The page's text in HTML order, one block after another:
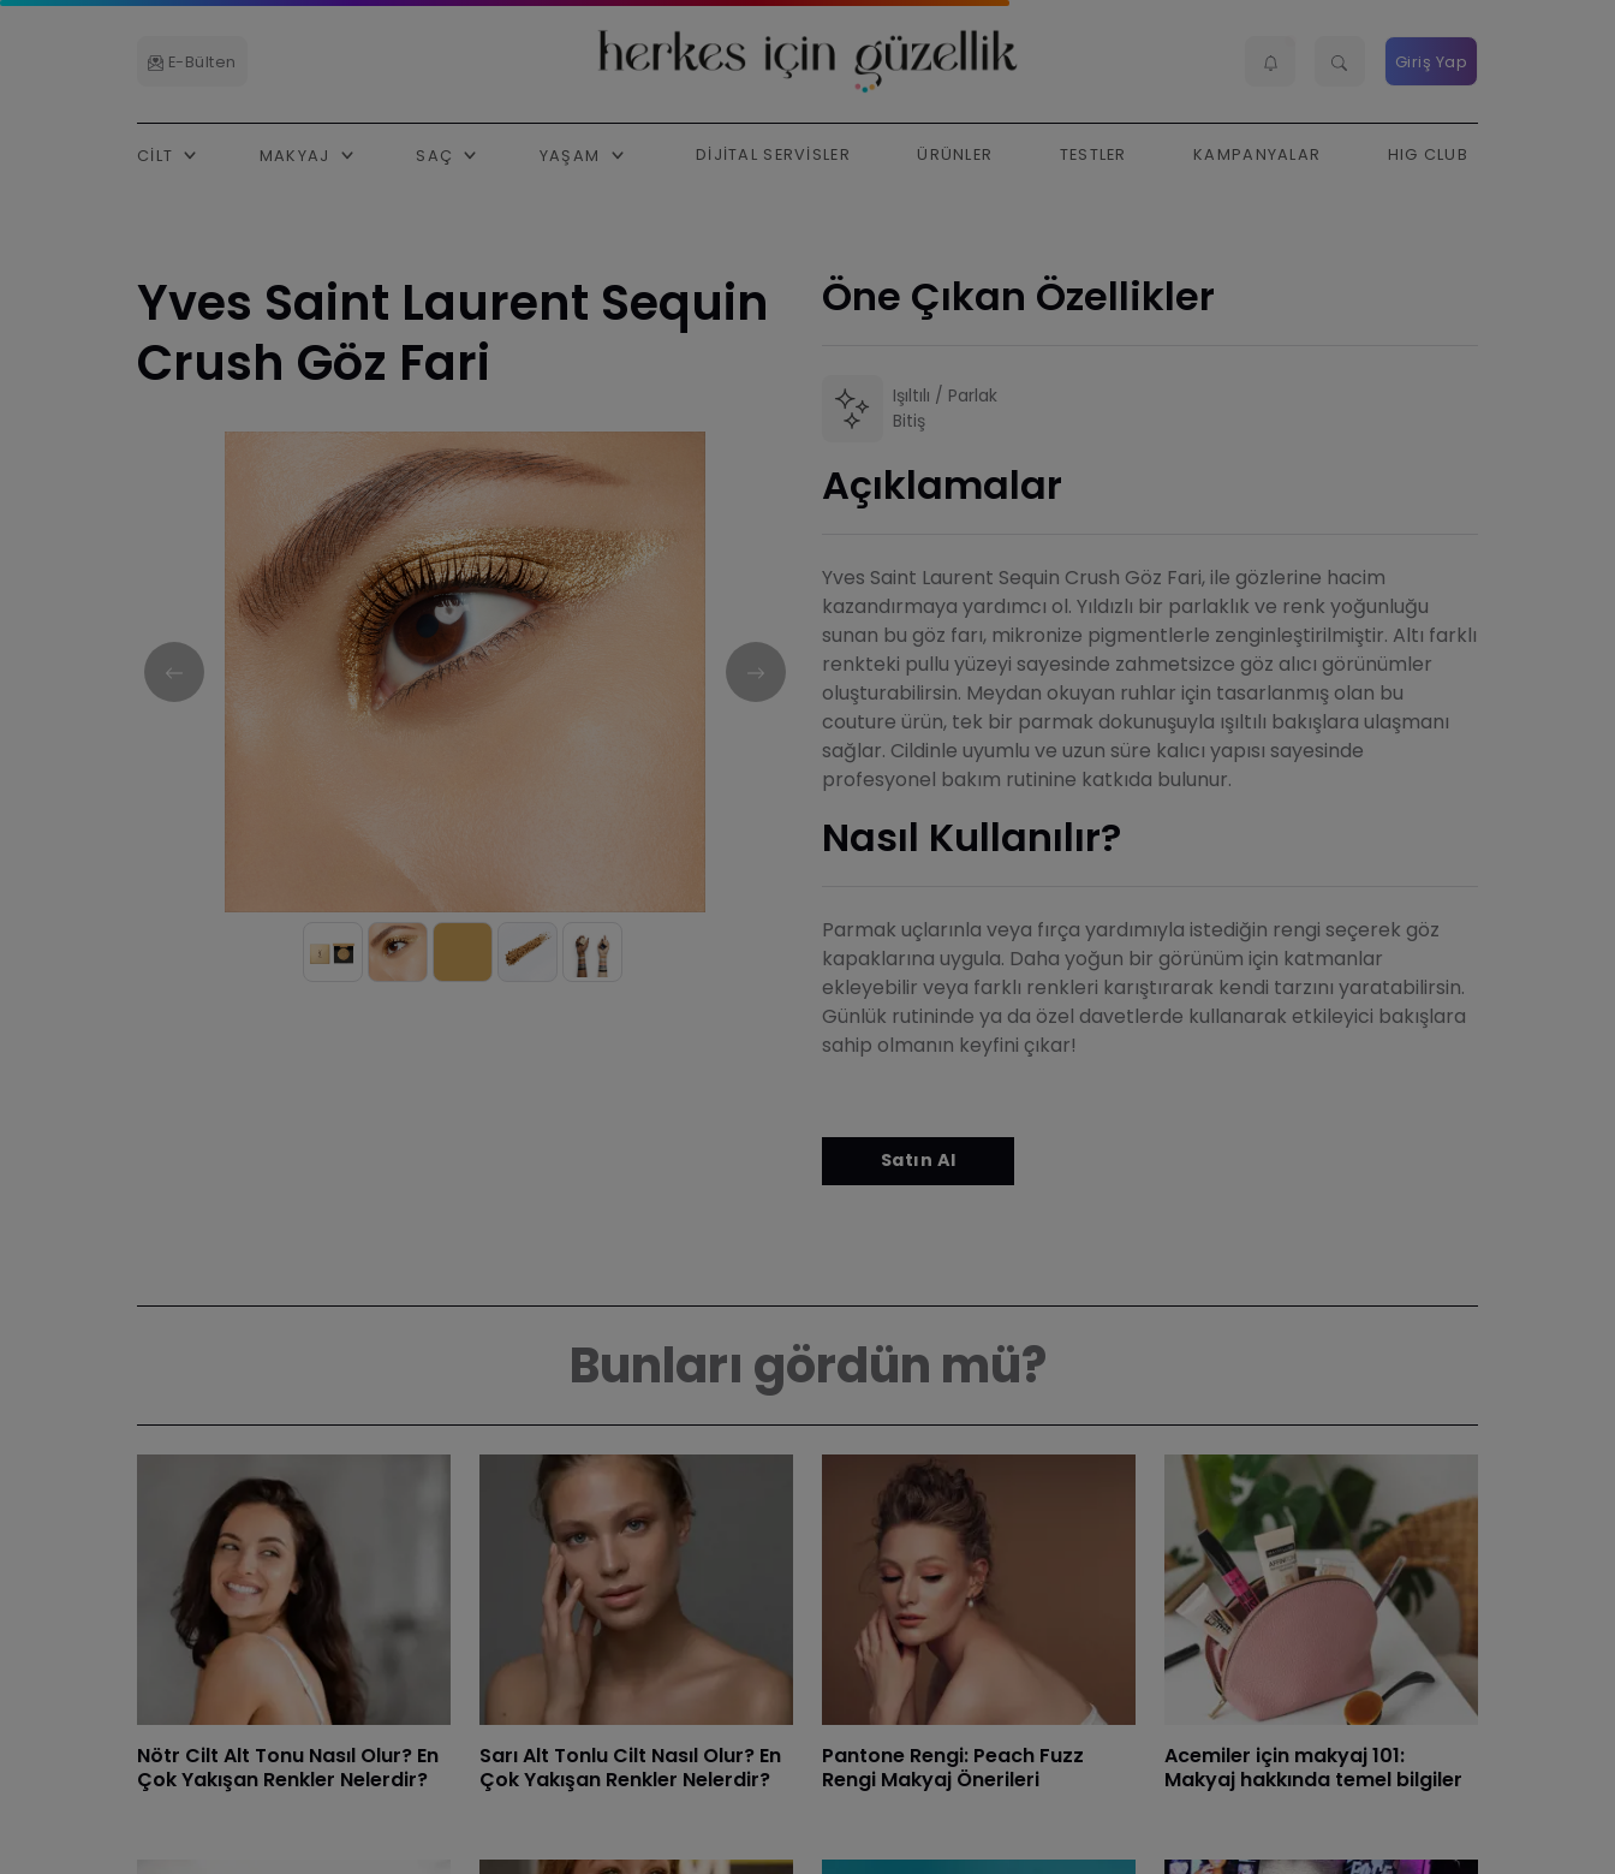
E-Bülten Giriş Yap
CILT MAKYAJ SAÇ YAŞAM DIJITAL SERVISLER ÜRÜNLER TESTLER KAMPANYALAR HIG CLUB
Yves Saint Laurent Sequin
Crush Göz Fari
Öne Çıkan Özellikler
Işıltılı / Parlak
Bitiş
Açıklamalar
Yves Saint Laurent Sequin Crush Göz Fari, ile gözlerine hacim
kazandırmaya yardımcı ol. Yıldızlı bir parlaklık ve renk yoğunluğu
sunan bu göz farı, mikronize pigmentlerle zenginleştirilmiştir. Altı farklı
renkteki pullu yüzeyi sayesinde zahmetsizce göz alıcı görünümler
oluşturabilirsin. Meydan okuyan ruhlar için tasarlanmış olan bu
couture ürün, tek bir parmak dokunuşuyla ışıltılı bakışlara ulaşmanı
sağlar. Cildinle uyumlu ve uzun süre kalıcı yapısı sayesinde
profesyonel bakım rutinine katkıda bulunur.
Nasıl Kullanılır?
Parmak uçlarınla veya fırça yardımıyla istediğin rengi seçerek göz
kapaklarına uygula. Daha yoğun bir görünüm için katmanlar
ekleyebilir veya farklı renkleri karıştırarak kendi tarzını yaratabilirsin.
Günlük rutininde ya da özel davetlerde kullanarak etkileyici bakışlara
sahip olmanın keyfini çıkar!
Bunları gördün mü?
Nötr Cilt Alt Tonu Nasıl Olur? En
Çok Yakışan Renkler Nelerdir?
Sarı Alt Tonlu Cilt Nasıl Olur? En
Çok Yakışan Renkler Nelerdir?
Pantone Rengi: Peach Fuzz
Rengi Makyaj Önerileri
Acemiler için makyaj 101:
Makyaj hakkında temel bilgiler